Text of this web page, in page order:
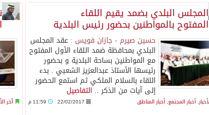
آخر
⁠⁠⁠المجلس البلدي بضمد يقيم اللقاء
المفتوح بالمواطنين بحضور رئيس البلدية
حسين صيرم - جازان فويس : عقد المجلس
البلدي بمحافظة ضمد اللقاء الأول المفتوح
مع المواطنين بساحة البلدية و بحضور
رئيسها الأستاذ عبدالعزيز الشعبي . بدء
اللقاء بالسلام الملكي ثم استمع الحضور
إلى آيات من الذكر .. التفاصيل
,أخبار المجتمع,أخبار المناطق 22/02/2017 11:59 م